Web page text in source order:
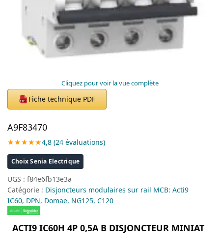
Cliquez pour voir la vue complète
PDF Fiche technique PDF
A9F83470
★★★★★4,8 (24 évaluations)
Choix Senia Electrique
UGS : f84e6fb13e3a
Catégorie : Disjoncteurs modulaires sur rail MCB: Acti9
IC60, DPN, Domae, NG125, C120
ACTI9 IC60H 4P 0,5A B DISJONCTEUR MINIAT